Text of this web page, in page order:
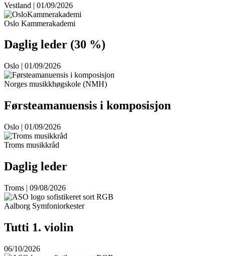
Vestland | 01/09/2026
Oslo Kammerakademi
Daglig leder (30 %)
Oslo | 01/09/2026
Norges musikkhøgskole (NMH)
Førsteamanuensis i komposisjon
Oslo | 01/09/2026
Troms musikkråd
Daglig leder
Troms | 09/08/2026
Aalborg Symfoniorkester
Tutti 1. violin
06/10/2026